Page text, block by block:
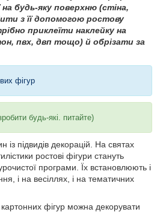
будь-яку поверхню (стіна,
з її допомогою ростову
приклеїти наклейку на
пвх, двп тощо) й обрізати за
фігур
будь-які. питайте)
із підвидів декорацій. На святах
ростові фігури стануть
програми. Їх встановлюють і
і на весіллях, і на тематичних
фігур можна декорувати